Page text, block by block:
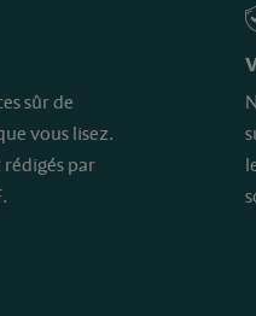
sûr de
vous lisez.
rédigés par